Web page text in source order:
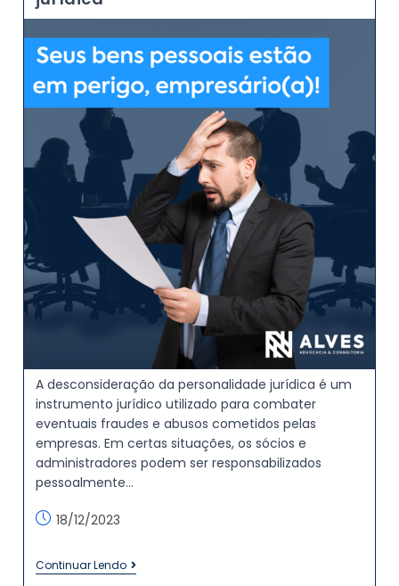
A desconsideração da personalidade jurídica é um
instrumento jurídico utilizado para combater
eventuais fraudes e abusos cometidos pelas
empresas. Em certas situações, os sócios e
administradores podem ser responsabilizados
pessoalmente…
18/12/2023
Continuar Lendo